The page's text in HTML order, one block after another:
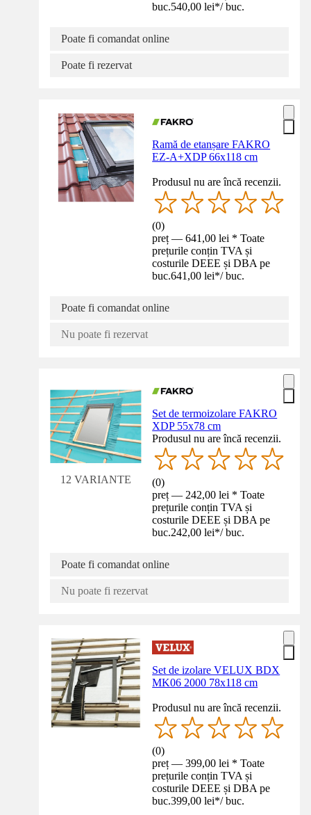
buc.540,00 lei*/ buc.
Poate fi comandat online
Poate fi rezervat
Ramă de etanșare FAKRO
EZ-A+XDP 66x118 cm
Produsul nu are încă recenzii.
(0)
preț — 641,00 lei * Toate
prețurile conțin TVA și
costurile DEEE și DBA pe
buc.641,00 lei*/ buc.
Poate fi comandat online
Nu poate fi rezervat
12 VARIANTE
Set de termoizolare FAKRO
XDP 55x78 cm
Produsul nu are încă recenzii.
(0)
preț — 242,00 lei * Toate
prețurile conțin TVA și
costurile DEEE și DBA pe
buc.242,00 lei*/ buc.
Poate fi comandat online
Nu poate fi rezervat
Set de izolare VELUX BDX
MK06 2000 78x118 cm
Produsul nu are încă recenzii.
(0)
preț — 399,00 lei * Toate
prețurile conțin TVA și
costurile DEEE și DBA pe
buc.399,00 lei*/ buc.